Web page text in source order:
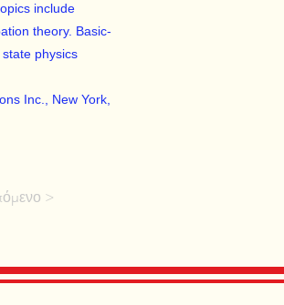
include
theory. Basic-
physics
Inc., New York,
>